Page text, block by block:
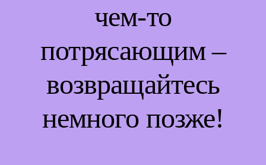
чем-то
потрясающим –
возвращайтесь
немного позже!